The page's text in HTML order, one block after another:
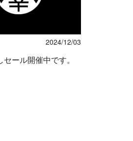
2024/12/03
ール開催中です。